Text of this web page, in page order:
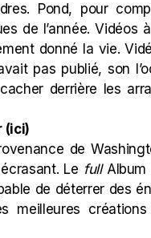
Pond, pour
de l’année. Vidéos
donné la vie.
pas publié, son
derrière les
(ici)
de
Le fullAlbum
de déterrer des
meilleures